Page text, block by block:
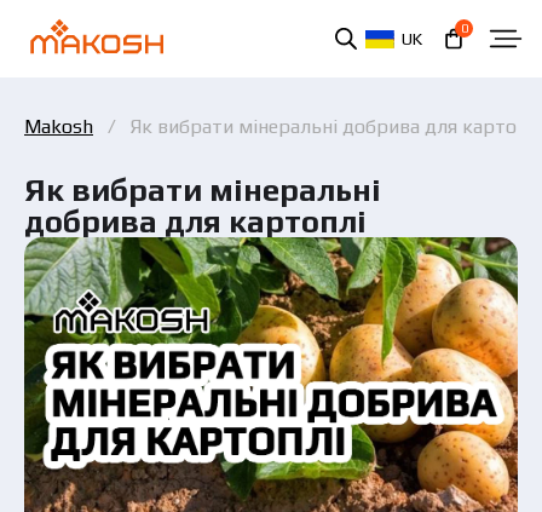
UK
0
Makosh Як вибрати мінеральні добрива для картоплі
Як вибрати мінеральні
добрива для картоплі
Ви ознайомилися та погоджуєтеся з політикою
захисту персональних даних.